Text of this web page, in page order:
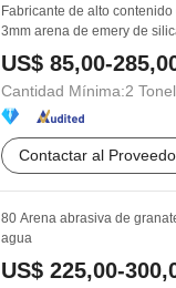
Fabricante de alto
3mm arena de emery de
US$ 85,00-
Cantidad Mínima:2
Contactar al
80 Arena abrasiva de
agua
US$ 225,00-